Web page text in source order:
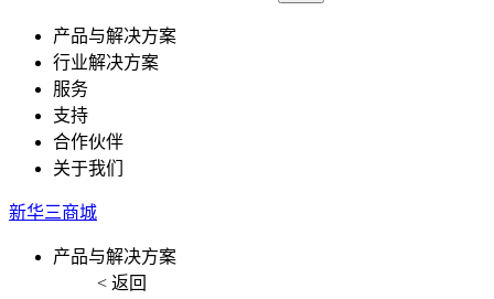
产品与解决方案
行业解决方案
服务
支持
合作伙伴
关于我们
新华三商城
产品与解决方案
< 返回